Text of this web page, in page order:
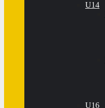
U14
U16